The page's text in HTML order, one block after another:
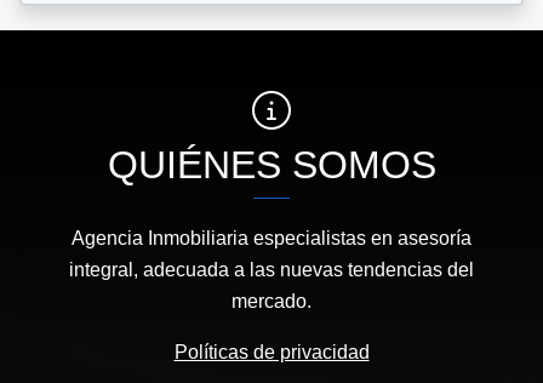
QUIÉNES SOMOS
Agencia Inmobiliaria especialistas en asesoría
integral, adecuada a las nuevas tendencias del
mercado.
Políticas de privacidad